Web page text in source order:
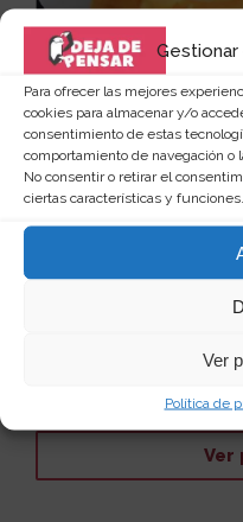
Para ofrecer las mejores
cookies para almacenar y/o
consentimiento de estas
comportamiento de navegación o
No consentir o retirar el
ciertas características y funciones.
Ver
Política de
Zapatillas de
Leer más
Ver